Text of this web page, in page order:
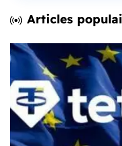
Articles